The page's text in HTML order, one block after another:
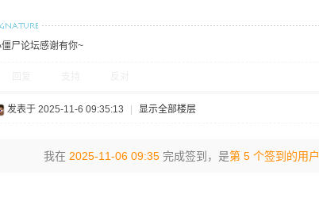
尸论坛感谢有你~
发表于 2025-11-6 09:35:13 显示全部楼层
我在 2025-11-06 09:35 完成签到，是第 5 个签到的用户